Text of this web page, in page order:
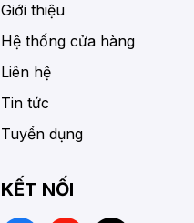
Giới thiệu
Hệ thống cửa hàng
Liên hệ
Tin tức
Tuyển dụng
KẾT NỐI